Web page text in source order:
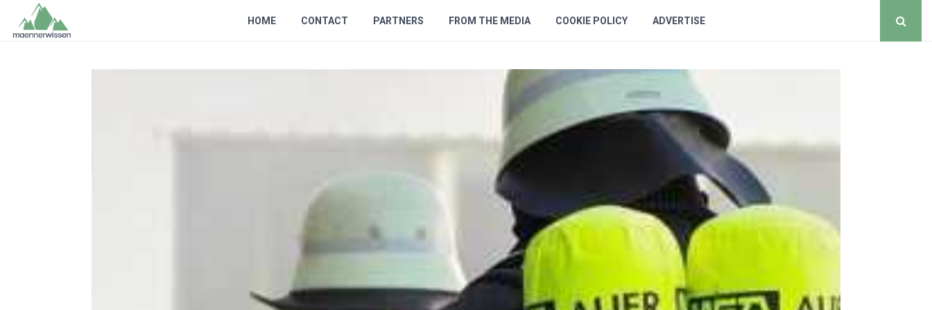
HOME CONTACT PARTNERS FROM THE MEDIA COOKIE POLICY ADVERTISE